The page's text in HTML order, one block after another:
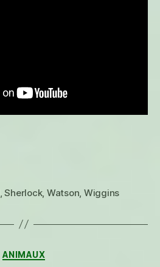
,Sherlock, Watson, Wiggins
Catégories
ANIMAUX